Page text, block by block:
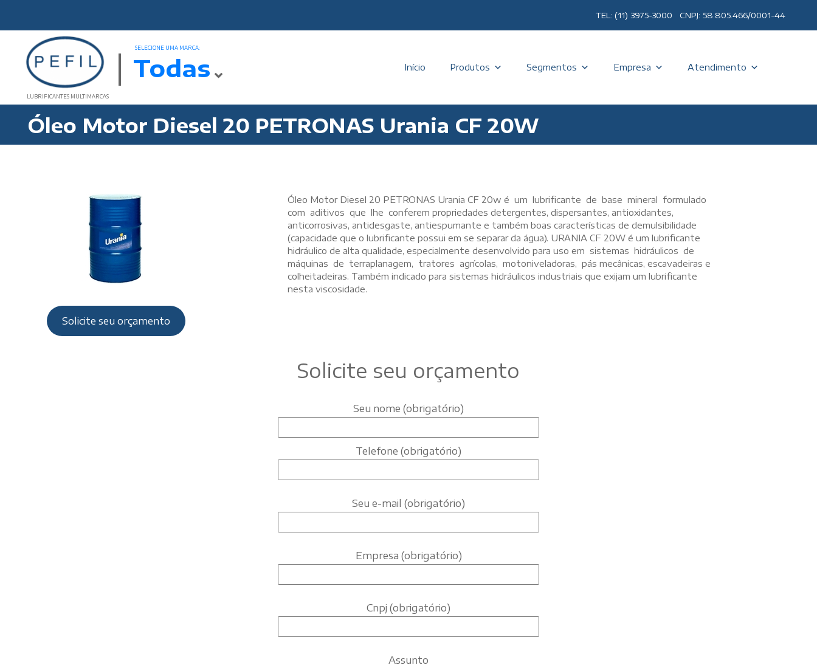
TEL: (11) 3975-3000 CNPJ: 58.805.466/0001-44
LUBRIFICANTES MULTIMARCAS
SELECIONE UMA MARCA:
Todas Início Produtos Segmentos Empresa Atendimento
Óleo Motor Diesel 20 PETRONAS Urania CF 20W
Solicite seu orçamento
Óleo Motor Diesel 20 PETRONAS Urania CF 20w é um lubrificante de base mineral formulado
com aditivos que lhe conferem propriedades detergentes, dispersantes, antioxidantes,
anticorrosivas, antidesgaste, antiespumante e também boas características de demulsibilidade
(capacidade que o lubrificante possui em se separar da água). URANIA CF 20W é um lubrificante
hidráulico de alta qualidade, especialmente desenvolvido para uso em sistemas hidráulicos de
máquinas de terraplanagem, tratores agrícolas, motoniveladoras, pás mecânicas, escavadeiras e
colheitadeiras. Também indicado para sistemas hidráulicos industriais que exijam um lubrificante
nesta viscosidade.
Solicite seu orçamento
Seu nome (obrigatório)
Telefone (obrigatório)
Seu e-mail (obrigatório)
Empresa (obrigatório)
Cnpj (obrigatório)
Assunto